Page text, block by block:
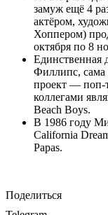
замуж ещё 4
актёром,
Хоппером)
октября по 8
Филлипс, сама
проект — поп-
коллегами
Beach Boys.
В 1986 году
California
Papas.
Поделиться